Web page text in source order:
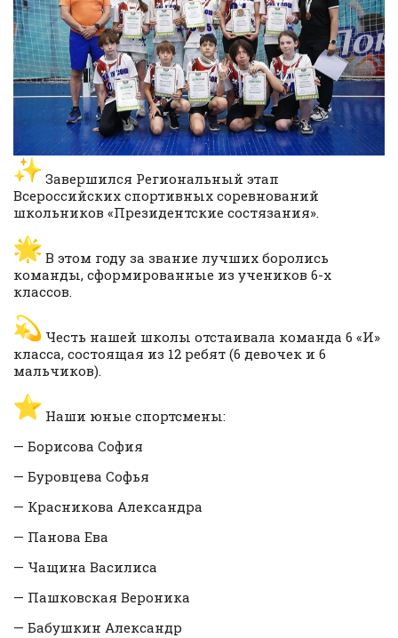
Завершился Региональный этап
Всероссийских спортивных соревнований
школьников «Президентские состязания».
В этом году за звание лучших боролись
команды, сформированные из учеников 6-х
классов.
Честь нашей школы отстаивала команда 6 «И»
класса, состоящая из 12 ребят (6 девочек и 6
мальчиков).
Наши юные спортсмены:
— Борисова София
— Буровцева Софья
— Красникова Александра
— Панова Ева
— Чащина Василиса
— Пашковская Вероника
— Бабушкин Александр